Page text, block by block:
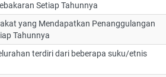
Setiap Tahunnya
yang Mendapatkan Penanggulangan
Tahunnya
terdiri dari beberapa suku/etnis